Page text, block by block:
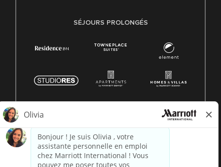
SÉJOURS PROLONGÉS